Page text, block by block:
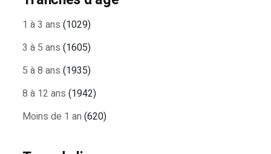
1 à 3 ans (1029)
3 à 5 ans (1605)
5 à 8 ans (1935)
8 à 12 ans (1942)
Moins de 1 an (620)